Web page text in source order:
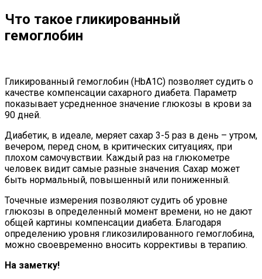
Что такое гликированный
гемоглобин
Гликированный гемоглобин (HbA1C) позволяет судить о
качестве компенсации сахарного диабета. Параметр
показывает усредненное значение глюкозы в крови за
90 дней.
Диабетик, в идеале, меряет сахар 3-5 раз в день – утром,
вечером, перед сном, в критических ситуациях, при
плохом самочувствии. Каждый раз на глюкометре
человек видит самые разные значения. Сахар может
быть нормальный, повышенный или пониженный.
Точечные измерения позволяют судить об уровне
глюкозы в определенный момент времени, но не дают
общей картины компенсации диабета. Благодаря
определению уровня гликозилированного гемоглобина,
можно своевременно вносить коррективы в терапию.
На заметку!